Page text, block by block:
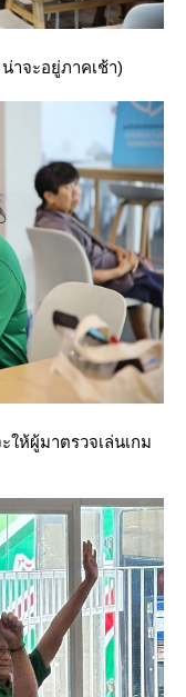
าจะอยู่ภาคเช้า)
ให้ผู้มาตรวจเล่นเกม